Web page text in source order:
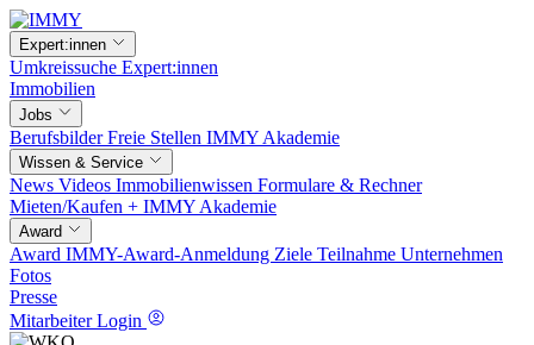
Expert:innen
Umkreissuche Expert:innen
Immobilien
Jobs
BerufsbilderFreie Stellen IMMY Akademie
Wissen & Service
News Videos Immobilienwissen Formulare & Rechner
Mieten/Kaufen + IMMY Akademie
Award
Award IMMY-Award-Anmeldung Ziele Teilnahme Unternehmen
Fotos
Presse
Mitarbeiter Login